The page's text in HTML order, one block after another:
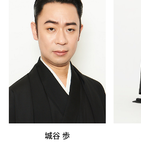
城谷 歩